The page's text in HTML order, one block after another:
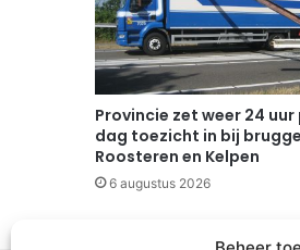
Provincie zet weer 24 uur
dag toezicht in bij
Roosteren en Kelpen
6 augustus 2026